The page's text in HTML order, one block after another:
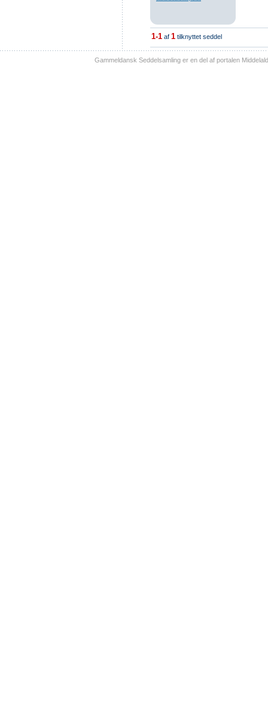
1-1 af 1 tilknyttet seddel
Gammeldansk Seddelsamling er en del af portalen